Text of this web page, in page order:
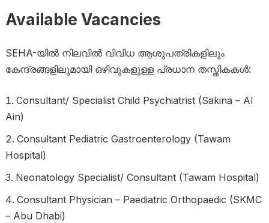
Available Vacancies
SEHA-യിൽ നിലവിൽ വിവിധ ആശുപത്രികളിലും
കേന്ദ്രങ്ങളിലുമായി ഒഴിവുകളുള്ള പ്രധാന തസ്തികകൾ:
Consultant/ Specialist Child Psychiatrist (Sakina – Al
Ain)
Consultant Pediatric Gastroenterology (Tawam
Hospital)
Neonatology Specialist/ Consultant (Tawam Hospital)
Consultant Physician – Paediatric Orthopaedic (SKMC
– Abu Dhabi)